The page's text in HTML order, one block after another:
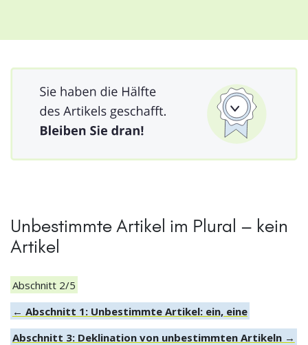
Unbestimmte Artikel im Plural – kein
Artikel
Abschnitt 2/5
← Abschnitt 1: Unbestimmte Artikel: ein, eine
Abschnitt 3: Deklination von unbestimmten Artikeln →